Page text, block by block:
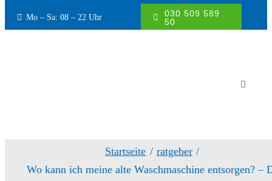
springen
Mo – Sa: 08 – 22 Uhr
030 509 589
50
Toggle
Fehlercode Waschmaschine
Startseite
ratgeber
Wo kann ich meine alte Waschmaschine entsorgen? –